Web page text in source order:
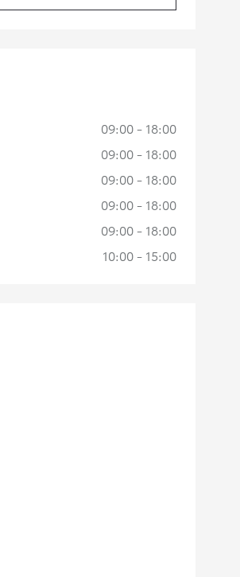
09:00 - 18:00
09:00 - 18:00
09:00 - 18:00
09:00 - 18:00
09:00 - 18:00
10:00 - 15:00